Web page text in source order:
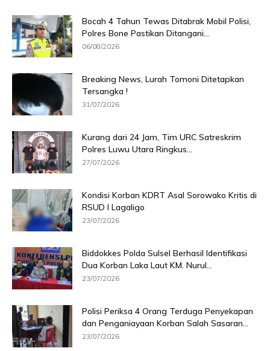
Bocah 4 Tahun Tewas Ditabrak Mobil Polisi,
Polres Bone Pastikan Ditangani...
06/08/2026
Breaking News, Lurah Tomoni Ditetapkan
Tersangka !
31/07/2026
Kurang dari 24 Jam, Tim URC Satreskrim
Polres Luwu Utara Ringkus...
27/07/2026
Kondisi Korban KDRT Asal Sorowako Kritis di
RSUD I Lagaligo
23/07/2026
Biddokkes Polda Sulsel Berhasil Identifikasi
Dua Korban Laka Laut KM. Nurul...
23/07/2026
Polisi Periksa 4 Orang Terduga Penyekapan
dan Penganiayaan Korban Salah Sasaran...
23/07/2026